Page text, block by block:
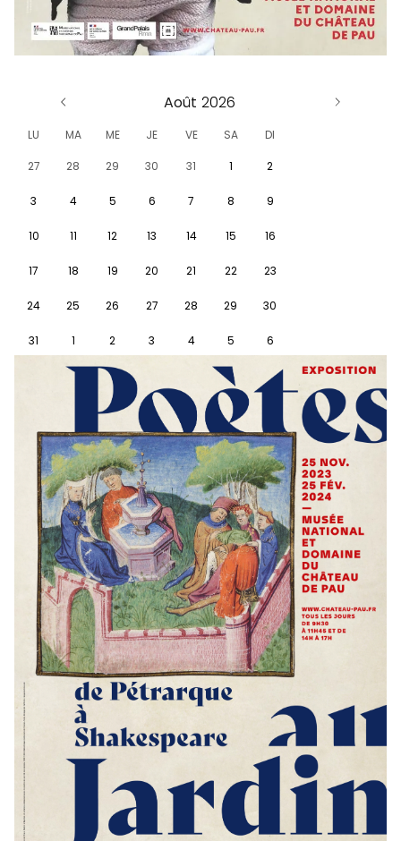
Août
LU MA ME JE VE SA DI
27 28 29 30 31 1 2
3 4 5 6 7 8 9
10 11 12 13 14 15 16
17 18 19 20 21 22 23
24 25 26 27 28 29 30
31 1 2 3 4 5 6
Voir
détail